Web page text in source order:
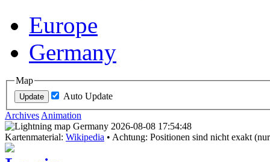
Europe
Germany
Map
Auto Update
Archives Animation
Kartenmaterial: Wikipedia • Achtung: Positionen sind nicht exakt